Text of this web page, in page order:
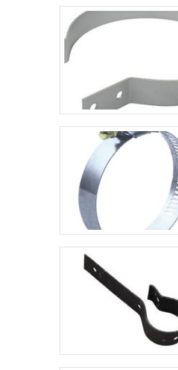
empresa também conta
atendimento qualificado,
funcionários
cuidadosos, que
necessidade de cada cliente.
foram investidos valores
em instalações de
aumentando a eficiência da
Piralux é uma empresa
destacado da concorrência
seriedade e qualidade, onde
uma entrega de excelência de
ponta.